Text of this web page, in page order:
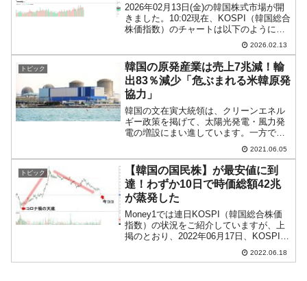
2026年02月13日(金)の韓国株式市場が開
きました。10:02現在、KOSPI（韓国総合
株価指数）のチャートは以下のようにな
『Investing.com』より引用）。KOSPIは
「5,489」まで下げています。投資...
2026.02.13
トピック
韓国の原発産業は売上7兆減！輸
出83％減少「危ぶまれる米韓原発
協力」
韓国の文在寅大統領は、クリーンエネル
ギー政策を掲げて、太陽光発電・風力発
電の増設にまい進しています。一方で原
子力発電所を敵視し、新設の停止・廃炉
作業を進めているのです。売上・輸出共
に激減！韓国メディア『毎日経済』に、
文大統領就任前の2016...
2021.06.05
トピック
【韓国の国民株】が最安値に到
達！わずか10日で時価総額42兆
が蒸発した
Money1では連日KOSPI（韓国総合株価
指数）の状況をご紹介していますが、上
掲のとおり、2022年06月17日、KOSPIは
2022年最安値を更新（チャートは
『Investing.com』より引用：以下同）。
2022.06.18